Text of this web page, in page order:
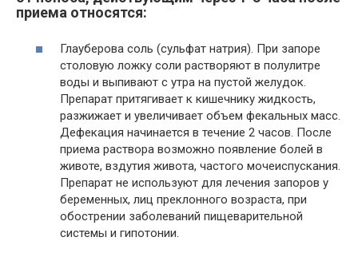
приема относятся:
Глауберова соль (сульфат натрия). При запоре
столовую ложку соли растворяют в полулитре
воды и выпивают с утра на пустой желудок.
Препарат притягивает к кишечнику жидкость,
разжижает и увеличивает объем фекальных масс.
Дефекация начинается в течение 2 часов. После
приема раствора возможно появление болей в
животе, вздутия живота, частого мочеиспускания.
Препарат не используют для лечения запоров у
беременных, лиц преклонного возраста, при
обострении заболеваний пищеварительной
системы и гипотонии.